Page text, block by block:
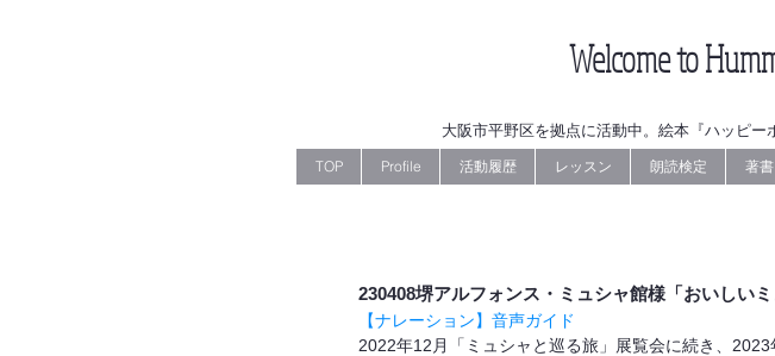
Welcome to
大阪市平野区を拠点に活動中。絵本『ハッピ
TOP
Profile 活動履歴 レッスン 朗読検定 著書
230408堺アルフォンス・ミュシャ館様「おいしい
【ナレーション】音声ガイド
2022年12月「ミュシャと巡る旅」展覧会に続き、